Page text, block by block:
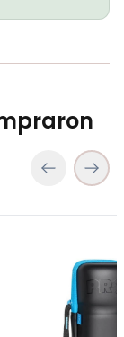
Ciclismo
Porta